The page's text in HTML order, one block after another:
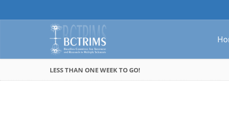
LESS THAN ONE WEEK TO GO!